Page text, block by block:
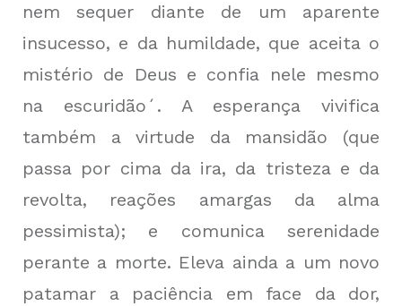
nem sequer diante de um aparente
insucesso, e da humildade, que aceita o
mistério de Deus e confia nele mesmo
na escuridão´. A esperança vivifica
também a virtude da mansidão (que
passa por cima da ira, da tristeza e da
revolta, reações amargas da alma
pessimista); e comunica serenidade
perante a morte. Eleva ainda a um novo
patamar a paciência em face da dor,